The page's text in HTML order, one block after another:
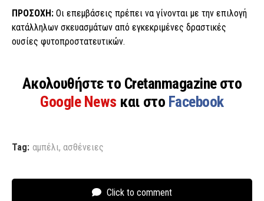
ΠΡΟΣΟΧΗ: Οι επεμβάσεις πρέπει να γίνονται με την επιλογή
κατάλληλων σκευασμάτων από εγκεκριμένες δραστικές
ουσίες φυτοπροστατευτικών.
Ακολουθήστε το Cretanmagazine στο
Google News και στο Facebook
Tag: αμπέλι, ασθένειες
Click to comment